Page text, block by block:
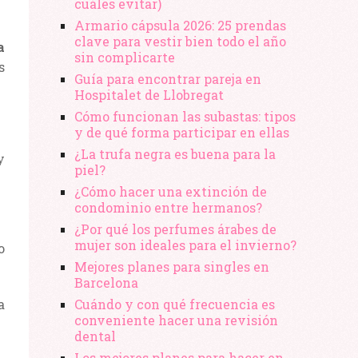
Armario cápsula 2026: 25 prendas
clave para vestir bien todo el año
sin complicarte
Guía para encontrar pareja en
Hospitalet de Llobregat
Cómo funcionan las subastas: tipos
y de qué forma participar en ellas
¿La trufa negra es buena para la
piel?
¿Cómo hacer una extinción de
condominio entre hermanos?
¿Por qué los perfumes árabes de
mujer son ideales para el invierno?
Mejores planes para singles en
Barcelona
Cuándo y con qué frecuencia es
conveniente hacer una revisión
dental